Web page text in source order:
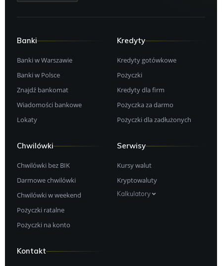
Banki
Banki w Warszawie
Banki w Polsce
Znajdź bankomat
Wiadomości bankowe
Lokaty
Kredyty
Kredyty gotówkowe
Pożyczki
Kredyty dla firm
Pożyczka za darmo
Pożyczki dla zadłużonych
Chwilówki
Chwilówki bez BIK
Darmowe chwilówki
Chwilówki w weekend
Pożyczki ratalne
Pożyczki na konto
Serwisy
Kursy walut
Kryptowaluty
Kalkulatory
Kontakt